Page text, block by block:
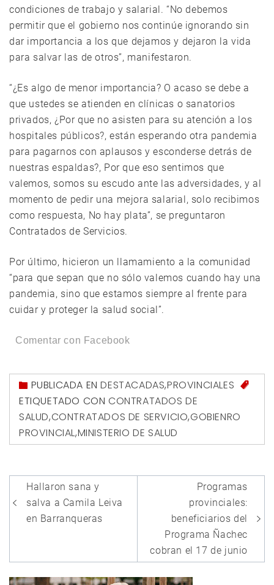
condiciones de trabajo y salarial. “No debemos
permitir que el gobierno nos continúe ignorando sin
dar importancia a los que dejamos y dejaron la vida
para salvar las de otros”, manifestaron.
“¿Es algo de menor importancia? O acaso se debe a
que ustedes se atienden en clínicas o sanatorios
privados, ¿Por que no asisten para su atención a los
hospitales públicos?, están esperando otra pandemia
para pagarnos con aplausos y esconderse detrás de
nuestras espaldas?, Por que eso sentimos que
valemos, somos su escudo ante las adversidades, y al
momento de pedir una mejora salarial, solo recibimos
como respuesta, No hay plata”, se preguntaron
Contratados de Servicios.
Por último, hicieron un llamamiento a la comunidad
“para que sepan que no sólo valemos cuando hay una
pandemia, sino que estamos siempre al frente para
cuidar y proteger la salud social”.
Comentar con Facebook
PUBLICADA ENDESTACADAS,PROVINCIALES
ETIQUETADO CON CONTRATADOS DE
SALUD,CONTRATADOS DE SERVICIO,GOBIENRO
PROVINCIAL,MINISTERIO DE SALUD
Navegación
de
entradas
Hallaron sana y
salva a Camila Leiva
en Barranqueras
Programas
provinciales:
beneficiarios del
Programa Ñachec
cobran el 17 de junio